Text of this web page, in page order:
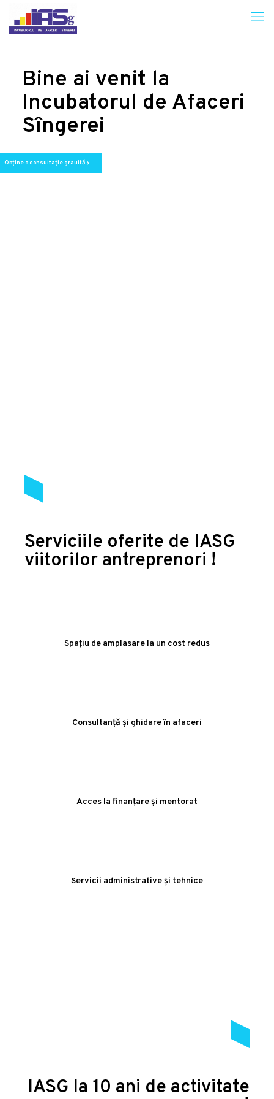
Bine ai venit la
Incubatorul de Afaceri
Sîngerei
Obține o consultație grauită chevron_right
Serviciile oferite de IASG
viitorilor antreprenori !
Spațiu de amplasare la un cost redus
Consultanță și ghidare în afaceri
Acces la finanțare și mentorat
Servicii administrative și tehnice
IASG la 10 ani de activitate